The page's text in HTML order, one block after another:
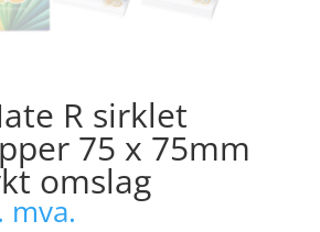
R sirklet
75 x 75mm
omslag
mva.